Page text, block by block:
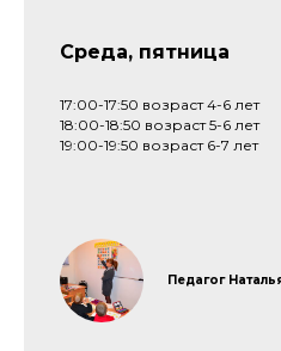
Среда, пятница
17:00-17:50 возраст 4-6 лет
18:00-18:50 возраст 5-6 лет
19:00-19:50 возраст 6-7 лет
Педагог